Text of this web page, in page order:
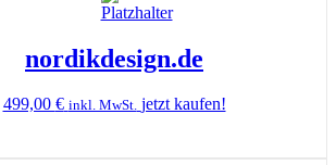
nordikdesign.de
499,00 € inkl. MwSt. jetzt kaufen!